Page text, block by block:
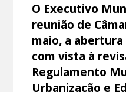
O Executivo
reunião de
maio, a
com vista à
Regulamento
Urbanização e